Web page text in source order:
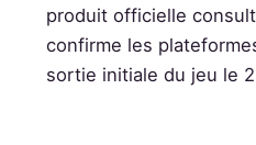
produit officielle
confirme les
sortie initiale du jeu le